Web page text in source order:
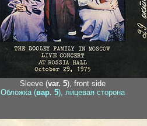
Sleeve (var. 5), front side
Обложка (вар. 5), лицевая сторона